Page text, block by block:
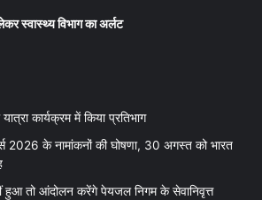
स्वास्थ्य विभाग का अर्लट
कार्यक्रम में किया प्रतिभाग
2026 के नामांकनों की घोषणा, 30 अगस्त को भारत
हुआ तो आंदोलन करेंगे पेयजल निगम के सेवानिवृत्त